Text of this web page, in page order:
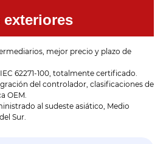
mejor precio y plazo de
IEC 62271-100, totalmente certificado.
del controlador, clasificaciones de
OEM.
al sudeste asiático, Medio
Sur.